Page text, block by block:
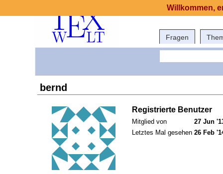
Fragen
bernd
Registrierte Benutzer
Mitglied von
27 Jun
Letztes Mal gesehen 26 Feb
Willkommen,